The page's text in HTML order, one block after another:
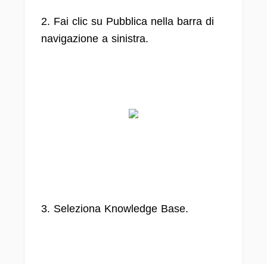
2. Fai clic su Pubblica nella barra di
navigazione a sinistra.
3. Seleziona Knowledge Base.